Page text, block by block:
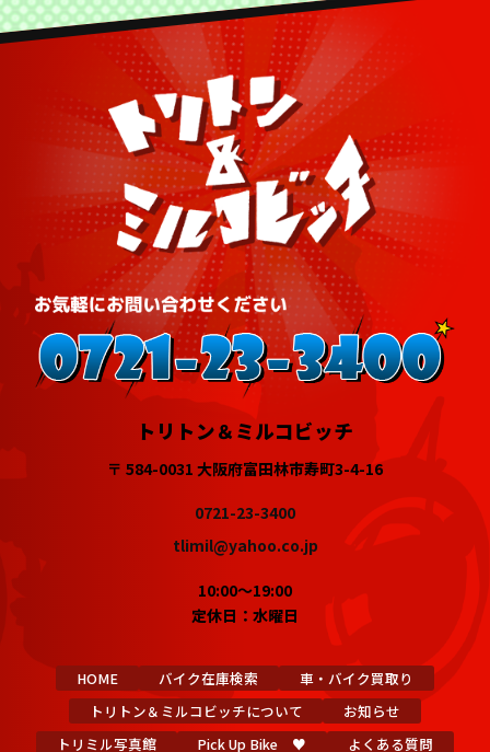
トリトン＆ミルコビッチ
〒 584-0031 大阪府富田林市寿町3-4-16
0721-23-3400
tlimil@yahoo.co.jp
10:00～19:00
定休日：水曜日
HOME バイク在庫検索
車・バイク買取り
トリトン＆ミルコビッチについて
お知らせ
トリミル写真館
Pick Up Bike ♥ よくある質問